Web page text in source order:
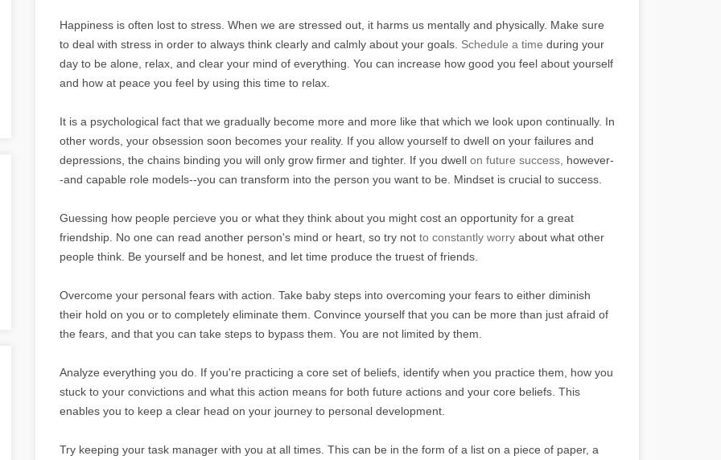
Happiness is often lost to stress. When we are stressed out, it harms us mentally and physically. Make sure
to deal with stress in order to always think clearly and calmly about your goals. Schedule a time during your
day to be alone, relax, and clear your mind of everything. You can increase how good you feel about yourself
and how at peace you feel by using this time to relax.
It is a psychological fact that we gradually become more and more like that which we look upon continually. In
other words, your obsession soon becomes your reality. If you allow yourself to dwell on your failures and
depressions, the chains binding you will only grow firmer and tighter. If you dwell on future success, however-
-and capable role models--you can transform into the person you want to be. Mindset is crucial to success.
Guessing how people percieve you or what they think about you might cost an opportunity for a great
friendship. No one can read another person's mind or heart, so try not to constantly worry about what other
people think. Be yourself and be honest, and let time produce the truest of friends.
Overcome your personal fears with action. Take baby steps into overcoming your fears to either diminish
their hold on you or to completely eliminate them. Convince yourself that you can be more than just afraid of
the fears, and that you can take steps to bypass them. You are not limited by them.
Analyze everything you do. If you're practicing a core set of beliefs, identify when you practice them, how you
stuck to your convictions and what this action means for both future actions and your core beliefs. This
enables you to keep a clear head on your journey to personal development.
Try keeping your task manager with you at all times. This can be in the form of a list on a piece of paper, a